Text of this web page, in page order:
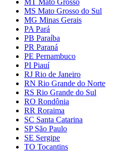
MT Mato Grosso
MS Mato Grosso do Sul
MG Minas Gerais
PA Pará
PB Paraíba
PR Paraná
PE Pernambuco
PI Piauí
RJ Rio de Janeiro
RN Rio Grande do Norte
RS Rio Grande do Sul
RO Rondônia
RR Roraima
SC Santa Catarina
SP São Paulo
SE Sergipe
TO Tocantins